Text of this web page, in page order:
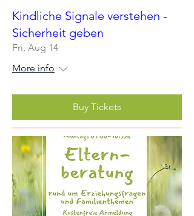
Kindliche Signale verstehen -
Sicherheit geben
Fri, Aug 14
More info
Buy Tickets